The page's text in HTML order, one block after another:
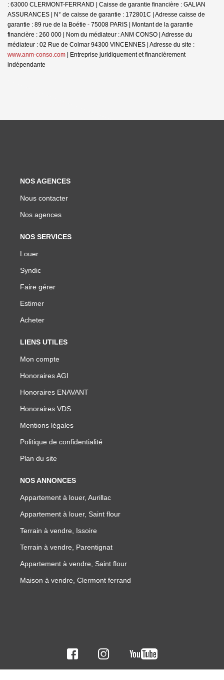
: 63000 CLERMONT-FERRAND | Caisse de garantie financière : GALIAN
ASSURANCES | N° de caisse de garantie : 172801C | Adresse caisse de
garantie : 89 rue de la Boétie - 75008 PARIS | Montant de la garantie
financière : 260 000 | Nom du médiateur : ANM CONSO | Adresse du
médiateur : 02 Rue de Colmar 94300 VINCENNES | Adresse du site :
www.anm-conso.com | Entreprise juridiquement et financièrement
indépendante
NOS AGENCES
Nous contacter
Nos agences
NOS SERVICES
Louer
Syndic
Faire gérer
Estimer
Acheter
LIENS UTILES
Mon compte
Honoraires AGI
Honoraires ENAVANT
Honoraires VDS
Mentions légales
Politique de confidentialité
Plan du site
NOS ANNONCES
Appartement à louer, Aurillac
Appartement à louer, Saint flour
Terrain à vendre, Issoire
Terrain à vendre, Parentignat
Appartement à vendre, Saint flour
Maison à vendre, Clermont ferrand